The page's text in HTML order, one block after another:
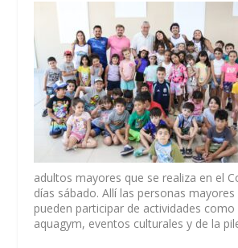
adultos mayores que se realiza en el
días sábado. Allí las personas
pueden participar de actividades como
aquagym, eventos culturales y de la